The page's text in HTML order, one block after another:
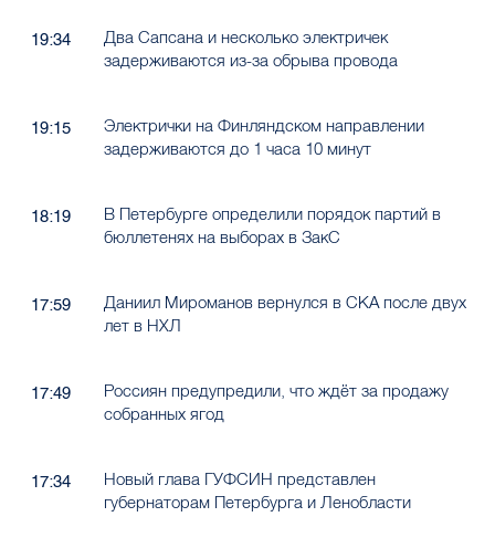
19:34
Два Сапсана и несколько электричек
задерживаются из-за обрыва провода
19:15
Электрички на Финляндском направлении
задерживаются до 1 часа 10 минут
18:19
В Петербурге определили порядок партий в
бюллетенях на выборах в ЗакС
17:59
Даниил Мироманов вернулся в СКА после двух
лет в НХЛ
17:49
Россиян предупредили, что ждёт за продажу
собранных ягод
17:34
Новый глава ГУФСИН представлен
губернаторам Петербурга и Ленобласти